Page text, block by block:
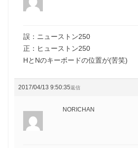
誤：ニューストン250
正：ヒューストン250
HとNのキーボードの位置が(苦笑)
2017/04/13 9:50:35返信
NORICHAN